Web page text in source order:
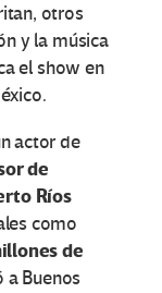
otros
y la música
el show en
actor de
de
Ríos
como
de
a Buenos